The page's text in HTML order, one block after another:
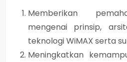
Memberikan
mengenai prinsip,
teknologi WiMAX serta
Meningkatkan